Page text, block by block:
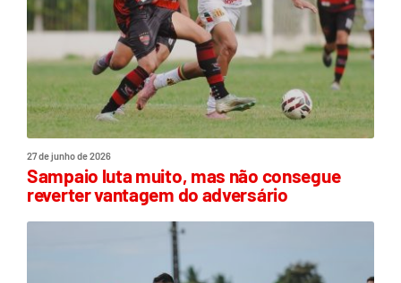
27 de junho de 2026
Sampaio luta muito, mas não consegue
reverter vantagem do adversário